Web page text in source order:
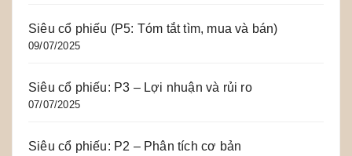
Siêu cổ phiếu (P5: Tóm tắt tìm, mua và bán)
09/07/2025
Siêu cổ phiếu: P3 – Lợi nhuận và rủi ro
07/07/2025
Siêu cổ phiếu: P2 – Phân tích cơ bản